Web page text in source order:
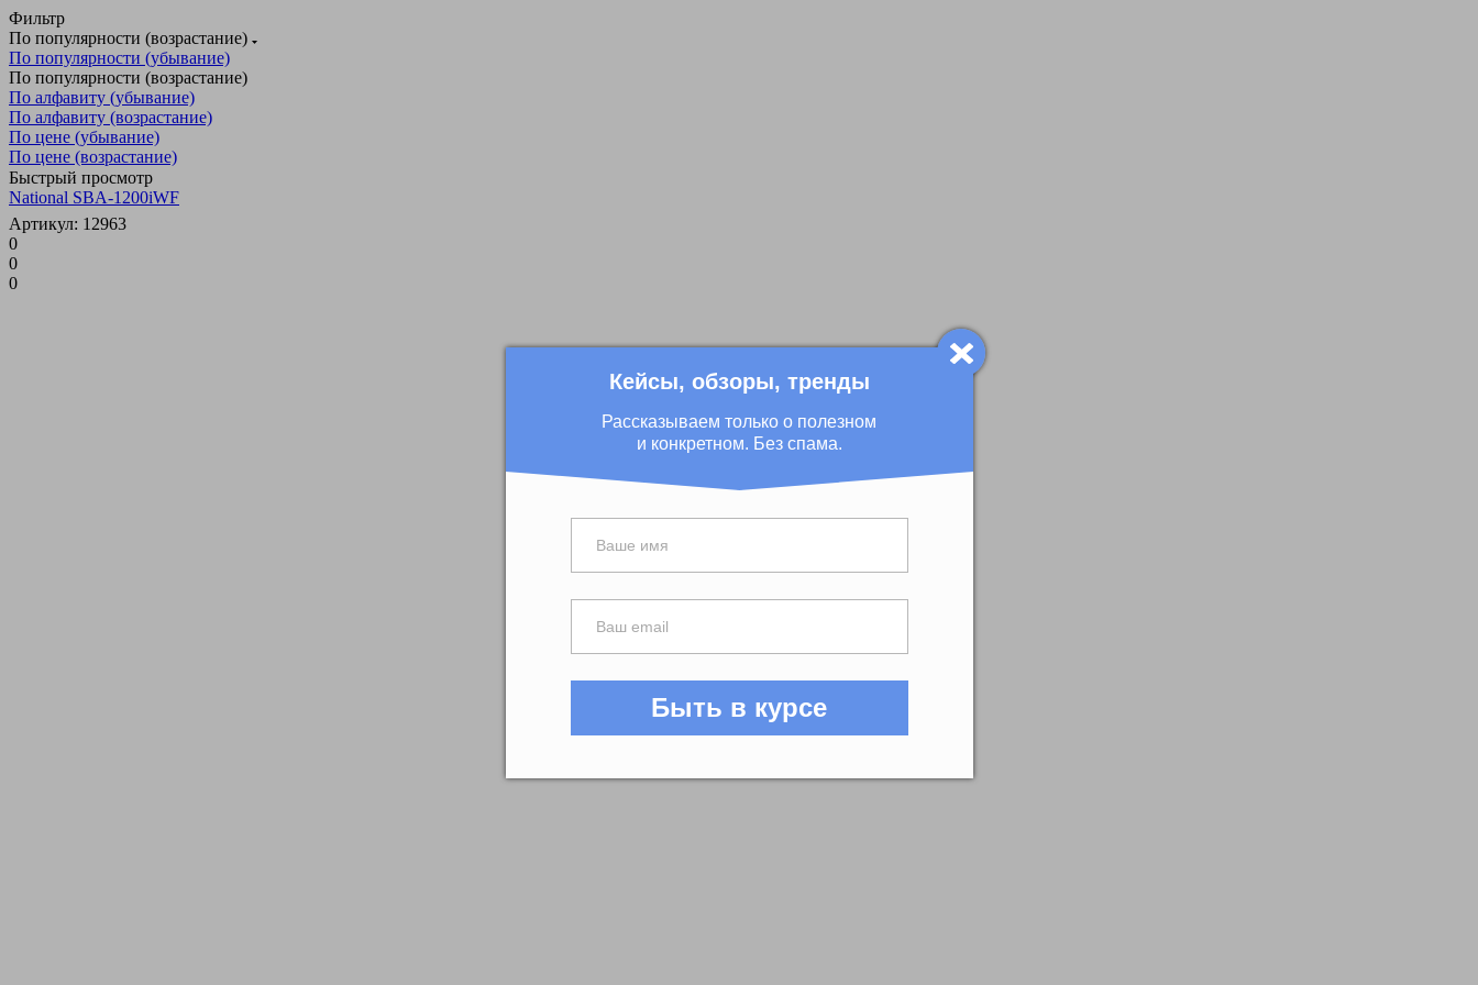
Кейсы, обзоры, тренды
Рассказываем только о полезном
и конкретном. Без спама.
Быть в курсе
Фильтр
По популярности (возрастание)
По популярности (убывание)
По популярности (возрастание)
По алфавиту (убывание)
По алфавиту (возрастание)
По цене (убывание)
По цене (возрастание)
Быстрый просмотр
National SBA-1200iWF
Артикул: 12963
0
0
0